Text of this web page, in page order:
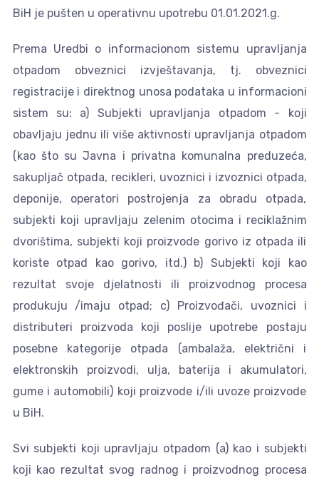
BiH je pušten u operativnu upotrebu 01.01.2021.g.
Prema Uredbi o informacionom sistemu upravljanja
otpadom obveznici izvještavanja, tj. obveznici
registracije i direktnog unosa podataka u informacioni
sistem su: a) Subjekti upravljanja otpadom - koji
obavljaju jednu ili više aktivnosti upravljanja otpadom
(kao što su Javna i privatna komunalna preduzeća,
sakupljač otpada, recikleri, uvoznici i izvoznici otpada,
deponije, operatori postrojenja za obradu otpada,
subjekti koji upravljaju zelenim otocima i reciklažnim
dvorištima, subjekti koji proizvode gorivo iz otpada ili
koriste otpad kao gorivo, itd.) b) Subjekti koji kao
rezultat svoje djelatnosti ili proizvodnog procesa
produkuju /imaju otpad; c) Proizvođači, uvoznici i
distributeri proizvoda koji poslije upotrebe postaju
posebne kategorije otpada (ambalaža, električni i
elektronskih proizvodi, ulja, baterija i akumulatori,
gume i automobili) koji proizvode i/ili uvoze proizvode
u BiH.
Svi subjekti koji upravljaju otpadom (a) kao i subjekti
koji kao rezultat svog radnog i proizvodnog procesa